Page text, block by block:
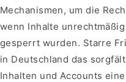
Mechanismen, um die
wenn Inhalte
gesperrt wurden. Starre
in Deutschland das
Inhalten und Accounts